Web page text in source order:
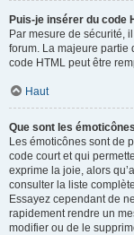
Puis-je insérer du code
Par mesure de sécurité,
forum. La majeure partie
code HTML peut être
Haut
Que sont les
Les émoticônes sont de
code court et qui
exprime la joie, alors
consulter la liste
Essayez cependant de
rapidement rendre un
modifier ou de le